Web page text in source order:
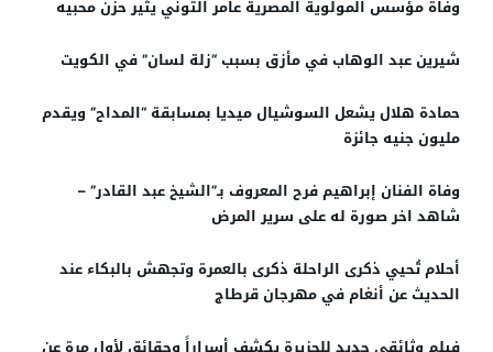
وفاة مؤسس المولوية المصرية عامر التوني يثير حزن محبيه
شيرين عبد الوهاب في مأزق بسبب “زلة لسان” في الكويت
حمادة هلال يشعل السوشيال ميديا بمسابقة “المداح” ويقدم
مليون جنيه جائزة
وفاة الفنان إبراهيم فرح المعروف بـ”الشيخ عبد القادر” –
شاهد اخر صورة له على سرير المرض
أحلام تُحيي ذكرى الراحلة ذكرى بالعمرة وتجهش بالبكاء عند
الحديث عن أنغام في مهرجان قرطاج